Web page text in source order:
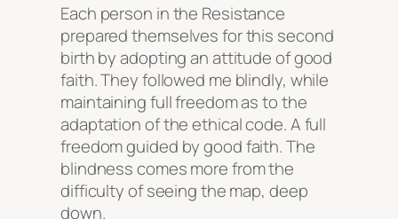
Each person in the Resistance
prepared themselves for this second
birth by adopting an attitude of good
faith. They followed me blindly, while
maintaining full freedom as to the
adaptation of the ethical code. A full
freedom guided by good faith. The
blindness comes more from the
difficulty of seeing the map, deep
down.